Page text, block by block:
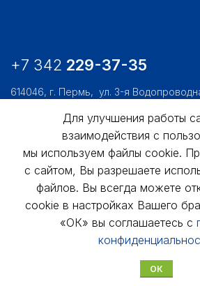
+7 342 229-37-35
614046, г. Пермь, ул. 3-я
usk@usk.perm.ru
Обратная связь
© АО «УралСтройКомфорт», 1998 -
Политика конфиденциальности
Для улучшения работы
взаимодействия с
мы используем файлы cookie.
с сайтом, Вы разрешаете
файлов. Вы всегда можете
cookie в настройках Вашего
«ОК» вы соглашаетесь с
ОК